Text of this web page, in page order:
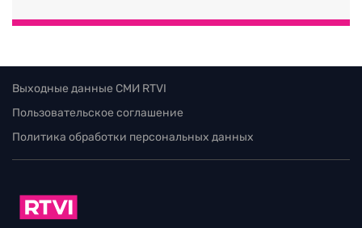
Выходные данные СМИ RTVI
Пользовательское соглашение
Политика обработки персональных данных